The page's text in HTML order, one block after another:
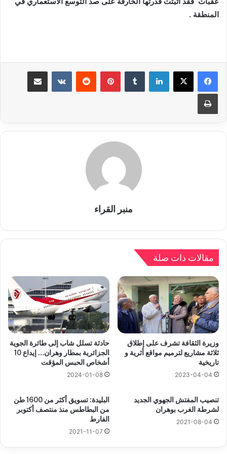
المنطقة .
لينكدإن بينتيريست
طباعة
منبر القراء
مقالات ذات صلة
وزيرة الثقافة تشرف على إطلاق
ثلاثة مشاريع لترميم مواقع أثرية و
تاريخية
2023-04-04
حادثة تسلل شاب إلى طائرة الجوية
الجزائرية بمطار وهران… إيداع 10
أشخاص الحبس المؤقت
2024-01-08
تنصيب المفتش الجهوي الجديد
لشرطة الغرب بوهران
2021-08-04
البليدة: تسويق أكثر من 1600 طن
من البطاطس منذ منتصف أكتوبر
الفارط
2021-11-07